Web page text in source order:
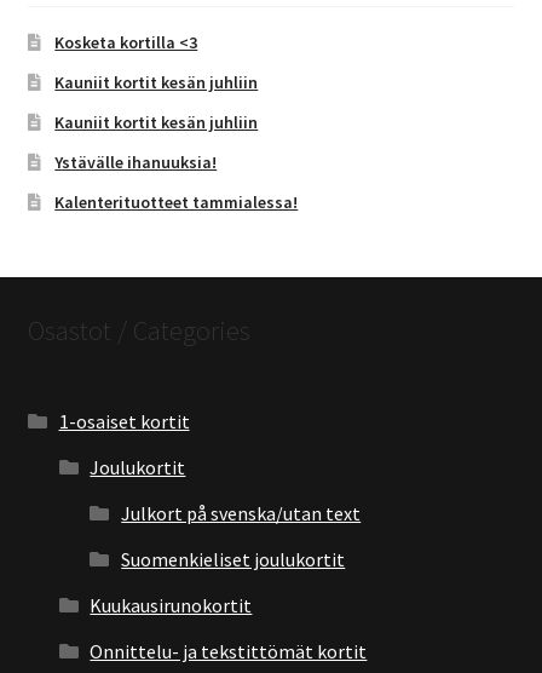
Kosketa kortilla <3
Kauniit kortit kesän juhliin
Kauniit kortit kesän juhliin
Ystävälle ihanuuksia!
Kalenterituotteet tammialessa!
Osastot / Categories
1-osaiset kortit
Joulukortit
Julkort på svenska/utan text
Suomenkieliset joulukortit
Kuukausirunokortit
Onnittelu- ja tekstittömät kortit